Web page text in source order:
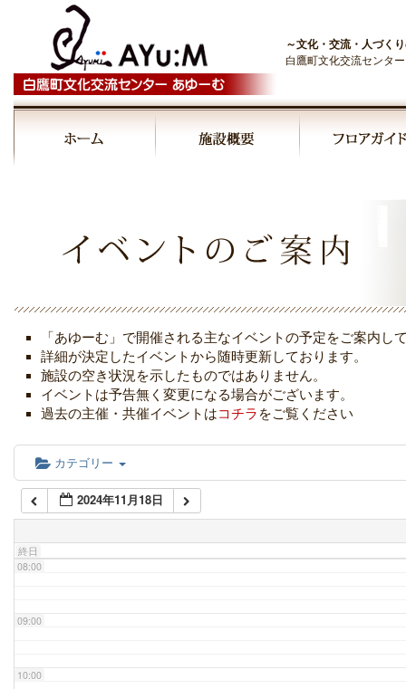
～文化・交流・人づく
白鷹町文化交流センタ
「あゆーむ」で開催される主なイベントの予定をご案内し
詳細が決定したイベントから随時更新しております。
施設の空き状況を示したものではありません。
イベントは予告無く変更になる場合がございます。
過去の主催・共催イベントはコチラ をご覧ください
カテゴリー
2024年11月18日
終日
04:00
06:00
07:00
08:00
09:00
10:00